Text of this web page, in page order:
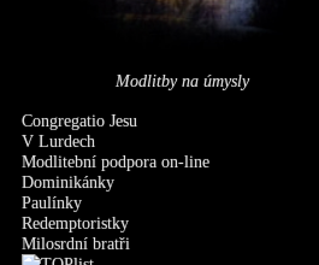
Modlitby na úmysly
Congregatio Jesu
V Lurdech
Modlitební podpora on-line
Dominikánky
Paulínky
Redemptoristky
Milosrdní bratři